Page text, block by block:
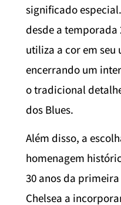
significado
desde a temporada
utiliza a cor em
encerrando um
o tradicional
dos Blues.
Além disso, a
homenagem
30 anos da
Chelsea a